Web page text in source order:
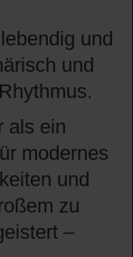
und
und
als ein
modernes
und
zu
–